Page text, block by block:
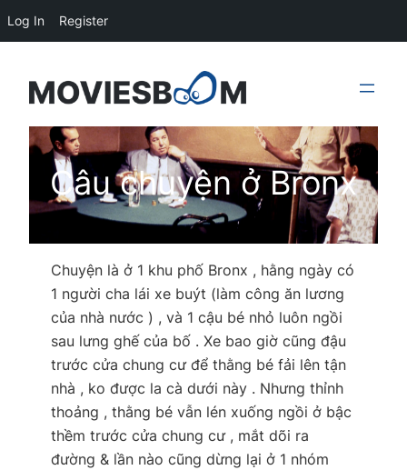
content
Câu chuyện ở Bronx
Chuyện là ở 1 khu phố Bronx , hằng ngày có
1 người cha lái xe buýt (làm công ăn lương
của nhà nước ) , và 1 cậu bé nhỏ luôn ngồi
sau lưng ghế của bố . Xe bao giờ cũng đậu
trước cửa chung cư để thằng bé fải lên tận
nhà , ko được la cà dưới này . Nhưng thỉnh
thoảng , thằng bé vẫn lén xuống ngồi ở bậc
thềm trước cửa chung cư , mắt dõi ra
đường & lần nào cũng dừng lại ở 1 nhóm
Log In Register